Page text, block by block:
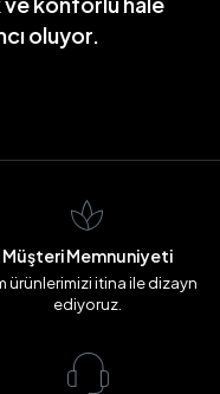
oluyor.
Müşteri Memnuniyeti
ürünlerimizi itina ile dizayn
ediyoruz.